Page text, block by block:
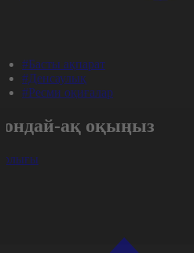
#Басты ақпарат
#Денсаулық
#Ресми оқиғалар
ақ оқыңыз